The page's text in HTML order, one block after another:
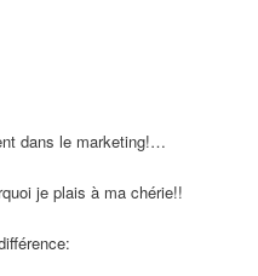
dans le marketing!…
je plais à ma chérie!!